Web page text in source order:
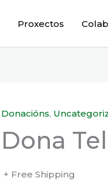
Proxectos
Donacións,
Dona
+ Free Shipping